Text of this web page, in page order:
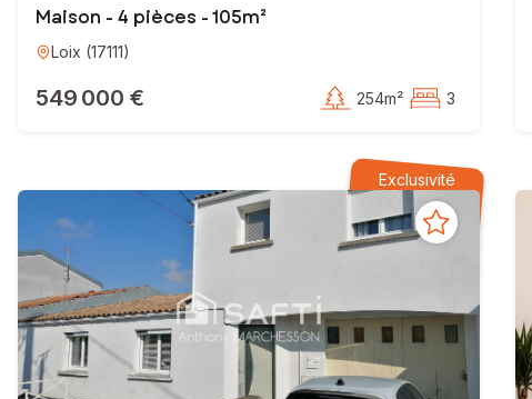
Maison - 4 pièces - 105m²
Loix (17111)
549 000 € 254m² 3
Exclusivité